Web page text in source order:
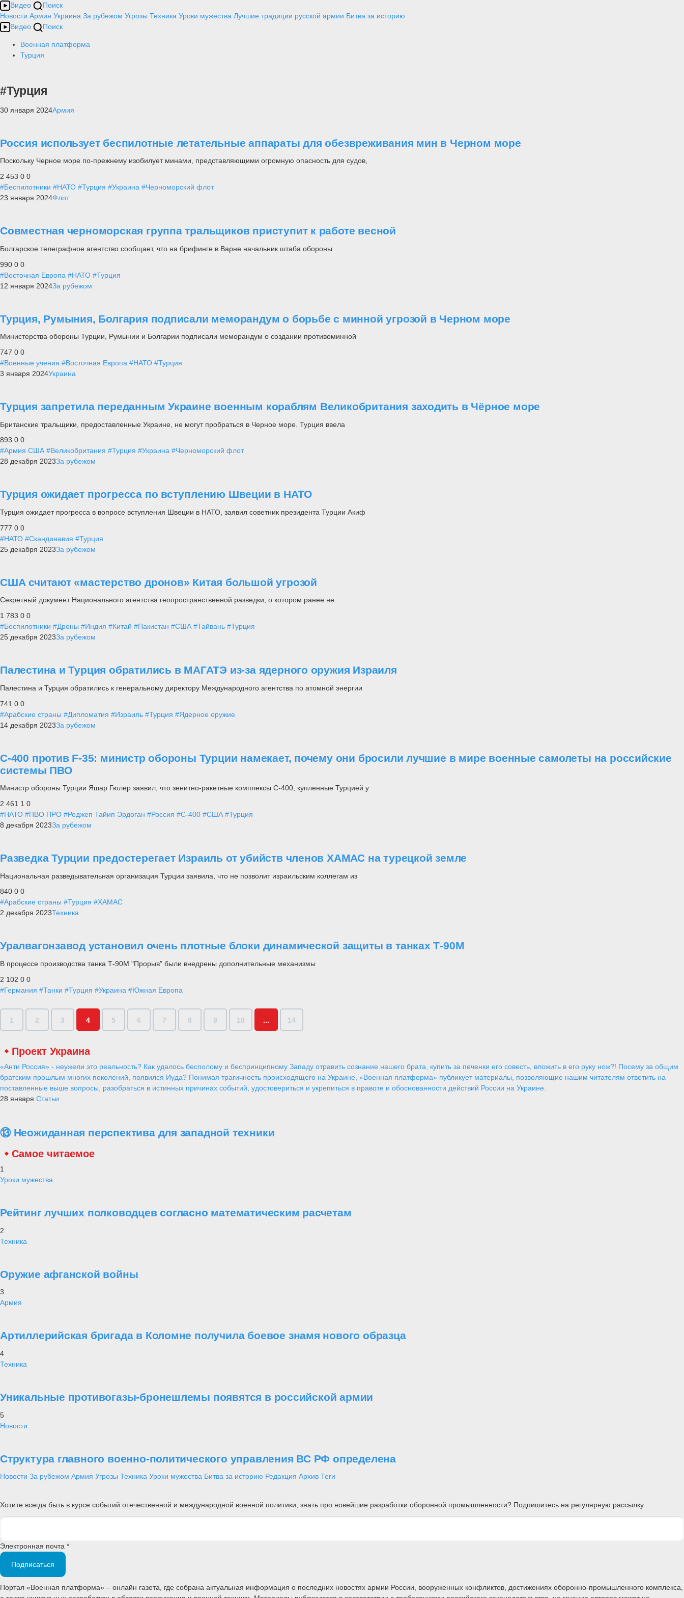
Видео
Поиск
Новости Армия Украина За рубежом Угрозы Техника Уроки мужества Лучшие традиции русской армии Битва за историю
Видео
Поиск
Военная платформа
Турция
#Турция
30 января 2024Армия
Россия использует беспилотные летательные аппараты для обезвреживания мин в Черном море
Поскольку Черное море по-прежнему изобилует минами, представляющими огромную опасность для судов,
2 453 0 0
#Беспилотники #НАТО #Турция #Украина #Черноморский флот
23 января 2024Флот
Совместная черноморская группа тральщиков приступит к работе весной
Болгарское телеграфное агентство сообщает, что на брифинге в Варне начальник штаба обороны
990 0 0
#Восточная Европа #НАТО #Турция
12 января 2024За рубежом
Турция, Румыния, Болгария подписали меморандум о борьбе с минной угрозой в Черном море
Министерства обороны Турции, Румынии и Болгарии подписали меморандум о создании противоминной
747 0 0
#Военные учения #Восточная Европа #НАТО #Турция
3 января 2024Украина
Турция запретила переданным Украине военным кораблям Великобритания заходить в Чёрное море
Британские тральщики, предоставленные Украине, не могут пробраться в Черное море. Турция ввела
893 0 0
#Армия США #Великобритания #Турция #Украина #Черноморский флот
28 декабря 2023За рубежом
Турция ожидает прогресса по вступлению Швеции в НАТО
Турция ожидает прогресса в вопросе вступления Швеции в НАТО, заявил советник президента Турции Акиф
777 0 0
#НАТО #Скандинавия #Турция
25 декабря 2023За рубежом
США считают «мастерство дронов» Китая большой угрозой
Секретный документ Национального агентства геопространственной разведки, о котором ранее не
1 783 0 0
#Беспилотники #Дроны #Индия #Китай #Пакистан #США #Тайвань #Турция
25 декабря 2023За рубежом
Палестина и Турция обратились в МАГАТЭ из-за ядерного оружия Израиля
Палестина и Турция обратились к генеральному директору Международного агентства по атомной энергии
741 0 0
#Арабские страны #Дипломатия #Израиль #Турция #Ядерное оружие
14 декабря 2023За рубежом
С-400 против F-35: министр обороны Турции намекает, почему они бросили лучшие в мире военные самолеты на российские
системы ПВО
Министр обороны Турции Яшар Гюлер заявил, что зенитно-ракетные комплексы С-400, купленные Турцией у
2 461 1 0
#НАТО #ПВО ПРО #Реджеп Тайип Эрдоган #Россия #С-400 #США #Турция
8 декабря 2023За рубежом
Разведка Турции предостерегает Израиль от убийств членов ХАМАС на турецкой земле
Национальная разведывательная организация Турции заявила, что не позволит израильским коллегам из
840 0 0
#Арабские страны #Турция #ХАМАС
2 декабря 2023Техника
Уралвагонзавод установил очень плотные блоки динамической защиты в танках Т-90М
В процессе производства танка Т-90М "Прорыв" были внедрены дополнительные механизмы
2 102 0 0
#Германия #Танки #Турция #Украина #Южная Европа
1 2 3 4 5 6 7 8 9 10 ... 14
Проект Украина
«Анти Россия» - неужели это реальность? Как удалось бесполому и беспринципному Западу отравить сознание нашего брата, купить за печенки его совесть, вложить в его руку нож?! Посему за общим
братским прошлым многих поколений, появился Иуда? Понимая трагичность происходящего на Украине, «Военная платформа» публикует материалы, позволяющие нашим читателям ответить на
поставленные выше вопросы, разобраться в истинных причинах событий, удостовериться и укрепиться в правоте и обоснованности действий России на Украине.
28 января Статьи
⑬ Неожиданная перспектива для западной техники
Самое читаемое
1
Уроки мужества
Рейтинг лучших полководцев согласно математическим расчетам
2
Техника
Оружие афганской войны
3
Армия
Артиллерийская бригада в Коломне получила боевое знамя нового образца
4
Техника
Уникальные противогазы-бронешлемы появятся в российской армии
5
Новости
Структура главного военно-политического управления ВС РФ определена
Новости За рубежом Армия Угрозы Техника Уроки мужества Битва за историю Редакция Архив Теги
Хотите всегда быть в курсе событий отечественной и международной военной политики, знать про новейшие разработки оборонной промышленности? Подпишитесь на регулярную рассылку
Электронная почта *
Подписаться
Портал «Военная платформа» – онлайн газета, где собрана актуальная информация о последних новостях армии России, вооруженных конфликтов, достижениях оборонно-промышленного комплекса,